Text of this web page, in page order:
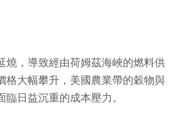
燒，導致經由荷姆茲海峽的燃料供
格大幅攀升，美國農業帶的穀物與
臨日益沉重的成本壓力。